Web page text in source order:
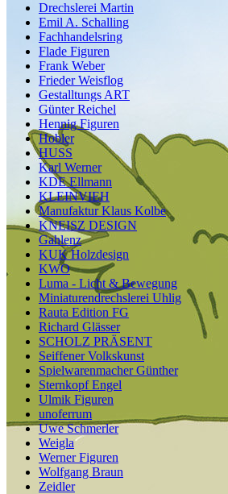
Drechslerei Martin
Emil A. Schalling
Fachhandelsring
Flade Figuren
Frank Weber
Frieder Weisflog
Gestalltungs ART
Günter Reichel
Hennig Figuren
Hobler
HUSS
Karl Werner
KDE Ellmann
KLEINVIEH
Manufaktur Klaus Kolbe
KNEISZ DESIGN
Gahlenz
KUK Holzdesign
KWO
Luma - Licht & Bewegung
Miniaturendrechslerei Uhlig
Rauta Edition FG
Richard Glässer
SCHOLZ PRÄSENT
Seiffener Volkskunst
Spielwarenmacher Günther
Sternkopf Engel
Ulmik Figuren
unoferrum
Uwe Schmerler
Weigla
Werner Figuren
Wolfgang Braun
Zeidler